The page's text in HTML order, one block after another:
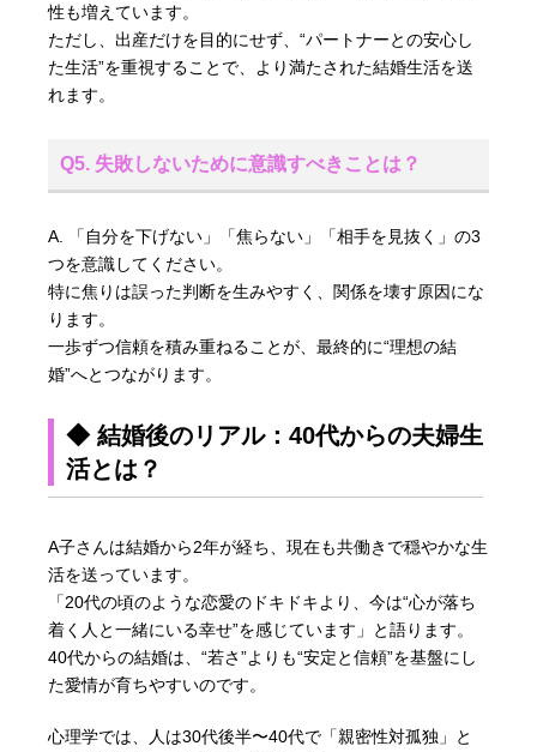
性も増えています。
ただし、出産だけを目的にせず、“パートナーとの安心し
た生活”を重視することで、より満たされた結婚生活を送
れます。
Q5. 失敗しないために意識すべきことは？
A. 「自分を下げない」「焦らない」「相手を見抜く」の3
つを意識してください。
特に焦りは誤った判断を生みやすく、関係を壊す原因にな
ります。
一歩ずつ信頼を積み重ねることが、最終的に“理想の結
婚”へとつながります。
◆ 結婚後のリアル：40代からの夫婦生
活とは？
A子さんは結婚から2年が経ち、現在も共働きで穏やかな生
活を送っています。
「20代の頃のような恋愛のドキドキより、今は“心が落ち
着く人と一緒にいる幸せ”を感じています」と語ります。
40代からの結婚は、“若さ”よりも“安定と信頼”を基盤にし
た愛情が育ちやすいのです。
心理学では、人は30代後半〜40代で「親密性対孤独」と